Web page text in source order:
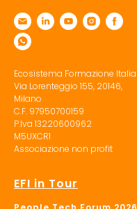
Ecosistema Formazione Italia
Via Lorenteggio 155, 20146,
Milano
C.F. 97950700159
P.Iva 13220600962
M5UXCR1
Associazione non profit
EFI in Tour